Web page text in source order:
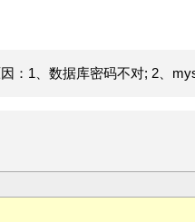
：1、数据库密码不对; 2、